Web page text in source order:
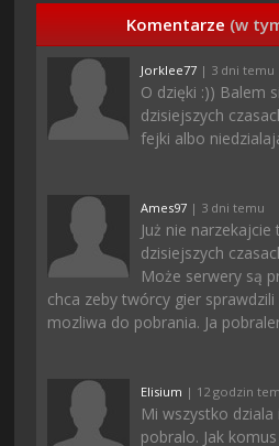
Komentarze (w
Jorklee77 | 3 dni temu
O dzięki :)) Balem
dzisiejszych
fejki albo
Ames97 | 3 dni temu
Już nie
dzisiejszych
Może serwery są
chca zeby twórcy gier
mozliwa do pobrania. Ja
Elisium | 12 godzin
Mi wszystko
pobralo. Jak